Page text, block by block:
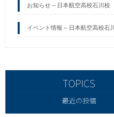
お知らせ – 日本航空高校石川校
イベント情報 – 日本航空高校石川
最近の投稿